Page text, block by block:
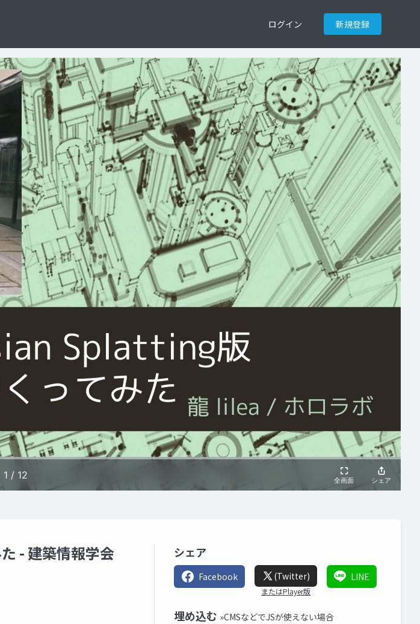
ログイン 新規登録
- 建築情報学会
シェア
Facebook (Twitter)
またはPlayer版
LINE
埋め込む »CMSなどでJSが使えない場合